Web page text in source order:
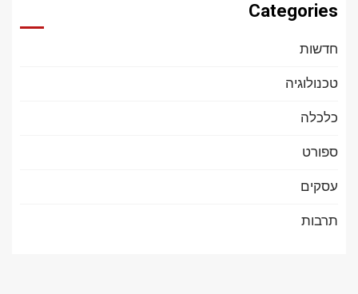
Categories
חדשות
טכנולוגיה
כלכלה
ספורט
עסקים
תרבות